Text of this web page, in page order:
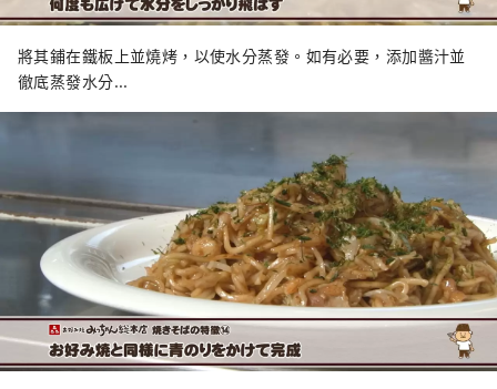
將其鋪在鐵板上並燒烤，以使水分蒸發。如有必要，添加醬汁並
徹底蒸發水分...